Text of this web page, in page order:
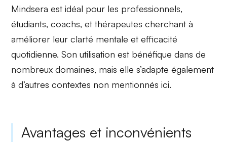
Mindsera est idéal pour les professionnels,
étudiants,coachs, etthérapeutes cherchant à
améliorer leur clarté mentale et efficacité
quotidienne. Son utilisation est bénéfique dans de
nombreux domaines, mais elle s’adapte également
à d’autres contextes non mentionnés ici.
Avantages et inconvénients